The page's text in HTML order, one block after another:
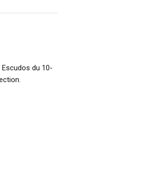
du 10-